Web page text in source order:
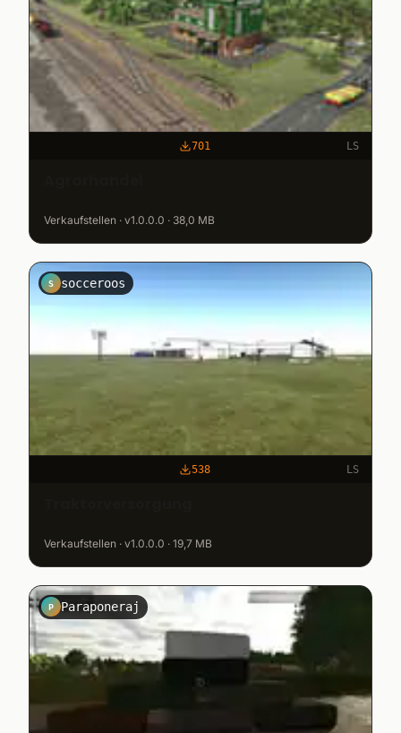
701 LS
Verkaufstellen · v1.0.0.0 · 38,0 MB
S socceroos
538 LS
Verkaufstellen · v1.0.0.0 · 19,7 MB
P Paraponeraj